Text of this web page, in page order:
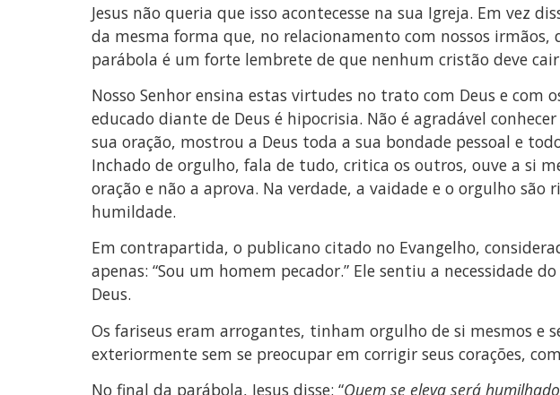
Jesus não queria que isso acontecesse na sua Igreja. Em vez
da mesma forma que, no relacionamento com nossos irmãos,
parábola é um forte lembrete de que nenhum cristão deve
Nosso Senhor ensina estas virtudes no trato com Deus e
educado diante de Deus é hipocrisia. Não é agradável
sua oração, mostrou a Deus toda a sua bondade pessoal e
Inchado de orgulho, fala de tudo, critica os outros, ouve a si
oração e não a aprova. Na verdade, a vaidade e o orgulho
humildade.
Em contrapartida, o publicano citado no Evangelho,
apenas: “Sou um homem pecador.” Ele sentiu a necessidade
Deus.
Os fariseus eram arrogantes, tinham orgulho de si mesmos e
exteriormente sem se preocupar em corrigir seus corações,
No final da parábola, Jesus disse: “Quem se eleva será